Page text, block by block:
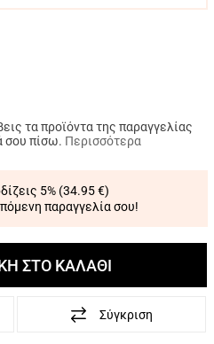
τα προϊόντα της παραγγελίας
σου πίσω. Περισσότερα
5% (34.95 €)
παραγγελία σου!
ΣΤΟ ΚΑΛΑΘΙ
Σύγκριση